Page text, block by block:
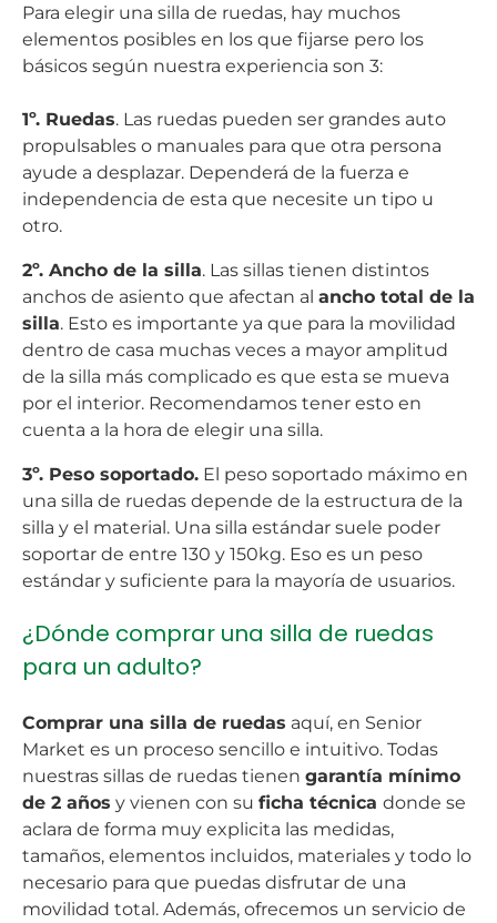
Para elegir una silla de ruedas, hay muchos
elementos posibles en los que fijarse pero los
básicos según nuestra experiencia son 3:
1º. Ruedas. Las ruedas pueden ser grandes auto
propulsables o manuales para que otra persona
ayude a desplazar. Dependerá de la fuerza e
independencia de esta que necesite un tipo u
otro.
2º. Ancho de la silla. Las sillas tienen distintos
anchos de asiento que afectan al ancho total de la
silla. Esto es importante ya que para la movilidad
dentro de casa muchas veces a mayor amplitud
de la silla más complicado es que esta se mueva
por el interior. Recomendamos tener esto en
cuenta a la hora de elegir una silla.
3º. Peso soportado. El peso soportado máximo en
una silla de ruedas depende de la estructura de la
silla y el material. Una silla estándar suele poder
soportar de entre 130 y 150kg. Eso es un peso
estándar y suficiente para la mayoría de usuarios.
¿Dónde comprar una silla de ruedas
para un adulto?
Comprar una silla de ruedas aquí, en Senior
Market es un proceso sencillo e intuitivo. Todas
nuestras sillas de ruedas tienen garantía mínimo
de 2 años y vienen con su ficha técnica donde se
aclara de forma muy explicita las medidas,
tamaños, elementos incluidos, materiales y todo lo
necesario para que puedas disfrutar de una
movilidad total. Además, ofrecemos un servicio de